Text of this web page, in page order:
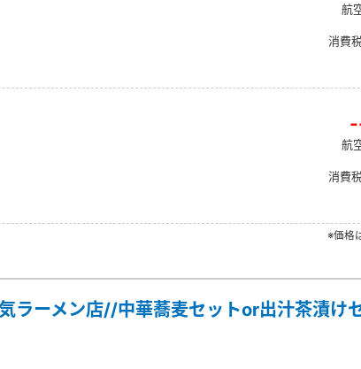
航
消費
航
消費
※価格
ラーメン店//中華蕎麦セットor出汁茶漬け